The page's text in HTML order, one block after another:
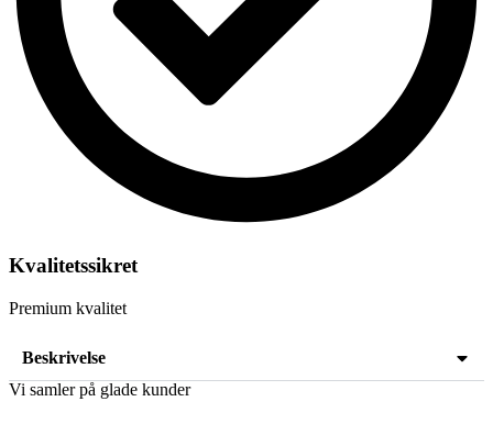
Kvalitetssikret
Premium kvalitet
Beskrivelse
Vi samler på glade kunder